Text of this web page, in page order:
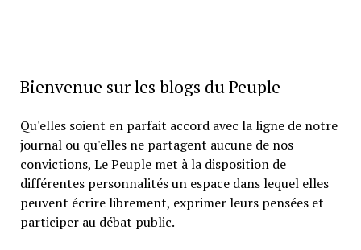
Bienvenue sur les blogs du Peuple
Qu'elles soient en parfait accord avec la ligne de notre
journal ou qu'elles ne partagent aucune de nos
convictions, Le Peuple met à la disposition de
différentes personnalités un espace dans lequel elles
peuvent écrire librement, exprimer leurs pensées et
participer au débat public.